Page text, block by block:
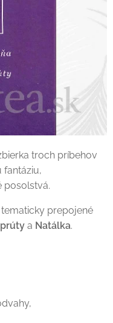
troch príbehov
fantáziu,
posolstvá.
prepojené
a Natálka.